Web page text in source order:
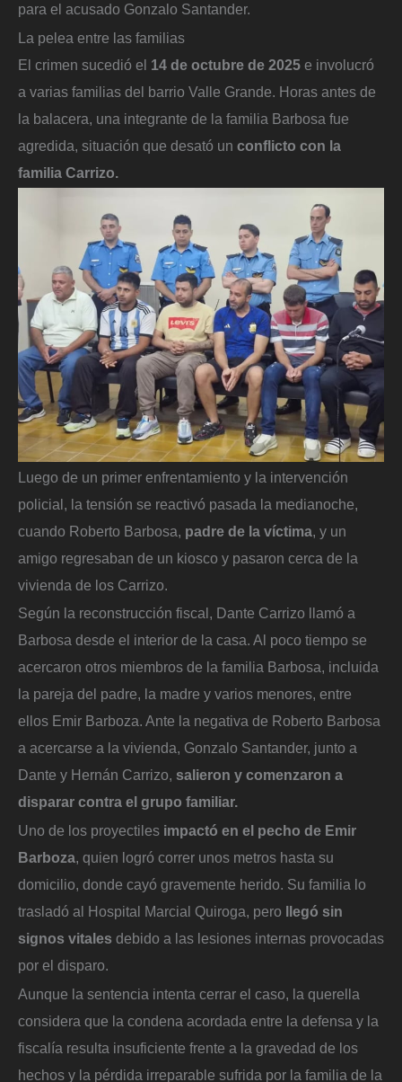
para el acusado Gonzalo Santander.
La pelea entre las familias
El crimen sucedió el 14 de octubre de 2025 e involucró
a varias familias del barrio Valle Grande. Horas antes de
la balacera, una integrante de la familia Barbosa fue
agredida, situación que desató un conflicto con la
familia Carrizo.
Luego de un primer enfrentamiento y la intervención
policial, la tensión se reactivó pasada la medianoche,
cuando Roberto Barbosa, padre de la víctima, y un
amigo regresaban de un kiosco y pasaron cerca de la
vivienda de los Carrizo.
Según la reconstrucción fiscal, Dante Carrizo llamó a
Barbosa desde el interior de la casa. Al poco tiempo se
acercaron otros miembros de la familia Barbosa, incluida
la pareja del padre, la madre y varios menores, entre
ellos Emir Barboza. Ante la negativa de Roberto Barbosa
a acercarse a la vivienda, Gonzalo Santander, junto a
Dante y Hernán Carrizo, salieron y comenzaron a
disparar contra el grupo familiar.
Uno de los proyectiles impactó en el pecho de Emir
Barboza, quien logró correr unos metros hasta su
domicilio, donde cayó gravemente herido. Su familia lo
trasladó al Hospital Marcial Quiroga, pero llegó sin
signos vitales debido a las lesiones internas provocadas
por el disparo.
Aunque la sentencia intenta cerrar el caso, la querella
considera que la condena acordada entre la defensa y la
fiscalía resulta insuficiente frente a la gravedad de los
hechos y la pérdida irreparable sufrida por la familia de la